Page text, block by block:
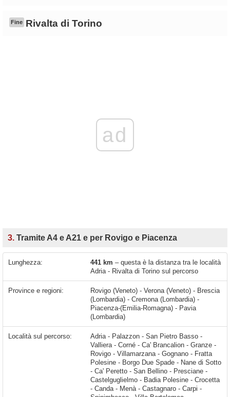
Fine Rivalta di Torino
ad
3. Tramite A4 e A21 e per Rovigo e Piacenza
Lunghezza: 441 km – questa è la distanza tra le località
Adria - Rivalta di Torino sul percorso
Province e regioni:
Rovigo (Veneto) - Verona (Veneto) - Brescia
(Lombardia) - Cremona (Lombardia) -
Piacenza-(Emilia-Romagna) - Pavia
(Lombardia)
Località sul percorso: Adria - Palazzon - San Pietro Basso - Valliera - Corné - Ca' Brancalion - Granze - Rovigo - Villamarzana - Gognano - Fratta Polesine - Borgo Due Spade - Nane di Sotto - Ca' Peretto - San Bellino - Presciane - Castelguglielmo - Badia Polesine - Crocetta - Canda - Menà - Castagnaro - Carpi - Spinimbecco - Villa Bartolomea - Vangadizza - Legnago - Angiari - Palesella - Cerea - Villaggio Dionisi - Possessione - San Pietro di Morubio - Roverchiara - Cappafredda - Isola Rizza - Oppeano - Bovolone